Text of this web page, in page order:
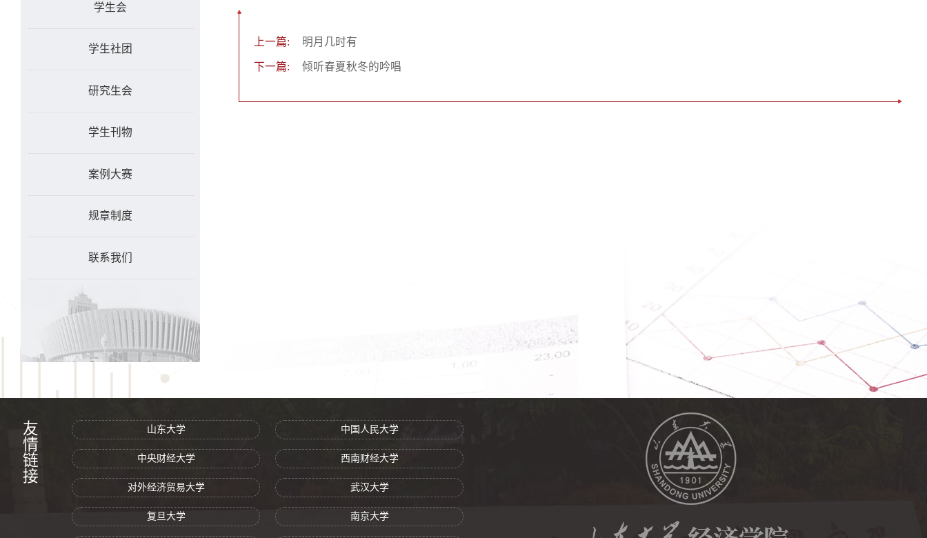
学生会
学生社团
研究生会
学生刊物
案例大赛
规章制度
联系我们
上一篇: 明月几时有
下一篇: 倾听春夏秋冬的吟唱
友情链接 山东大学 中国人民大学
中央财经大学 西南财经大学
对外经济贸易大学 武汉大学
复旦大学 南京大学